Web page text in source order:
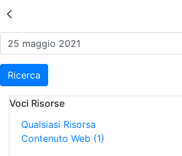
Risultati della
Ricerca
Voci Risorse
Qualsiasi Risorsa
Contenuto Web (1)